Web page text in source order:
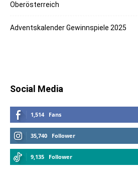
Oberösterreich
Adventskalender Gewinnspiele 2025
Social Media
1,514 Fans
35,740 Follower
9,135 Follower